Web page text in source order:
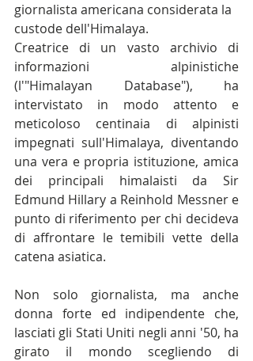
giornalista americana considerata la
custode dell'Himalaya.
Creatrice di un vasto archivio di
informazioni alpinistiche
(l'"Himalayan Database"), ha
intervistato in modo attento e
meticoloso centinaia di alpinisti
impegnati sull'Himalaya, diventando
una vera e propria istituzione, amica
dei principali himalaisti da Sir
Edmund Hillary a Reinhold Messner e
punto di riferimento per chi decideva
di affrontare le temibili vette della
catena asiatica.
Non solo giornalista, ma anche
donna forte ed indipendente che,
lasciati gli Stati Uniti negli anni '50, ha
girato il mondo scegliendo di